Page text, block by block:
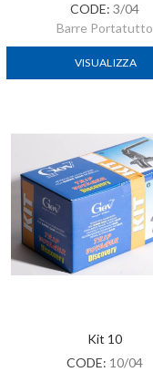
CODE: 3/04
Barre Portatutto
VISUALIZZA
Kit 10
CODE: 10/04